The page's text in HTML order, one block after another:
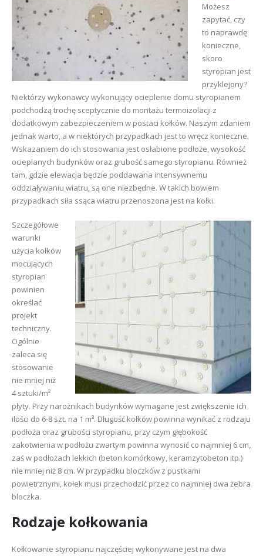
Możesz
zapytać, czy
to naprawdę
konieczne,
skoro
styropian jest
przyklejony?
Niektórzy wykonawcy wykonujący ocieplenie domu styropianem
podchodzą trochę sceptycznie do montażu termoizolacji z
dodatkowym zabezpieczeniem w postaci kołków. Naszym zdaniem
jednak warto, a w niektórych przypadkach jest to wręcz konieczne.
Wskazaniem do ich stosowania jest osłabione podłoże, wysokość
ocieplanych budynków oraz grubość samego styropianu. Również
tam, gdzie elewacja będzie poddawana intensywnemu
oddziaływaniu wiatru, są one niezbędne. W takich bowiem
przypadkach siła ssąca wiatru przenoszona jest na kołki.
Szczegółowe
warunki
użycia kołków
mocujących
styropian
powinien
określać
projekt
techniczny.
Ogólnie
zaleca się
stosowanie
nie mniej niż
4 sztuki/m²
płyty. Przy narożnikach budynków wymagane jest zwiększenie ich
ilości do 6-8 szt. na 1 m². Długość kołków powinna wynikać z rodzaju
podłoża oraz grubości styropianu, przy czym głębokość
zakotwienia w podłożu zwartym powinna wynosić co najmniej 6 cm,
zaś w podłożach lekkich (beton komórkowy, keramzytobeton itp.)
nie mniej niż 8 cm. W przypadku bloczków z pustkami
powietrznymi, kołek musi przechodzić przez co najmniej dwa żebra
bloczka.
Rodzaje kołkowania
Kołkowanie styropianu najczęściej wykonywane jest na dwa